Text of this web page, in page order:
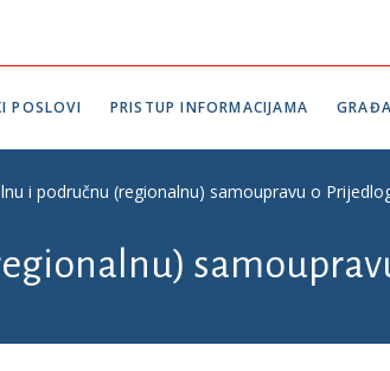
POSLOVI PRISTUP INFORMACIJAMA
i područnu (regionalnu) samoupravu o